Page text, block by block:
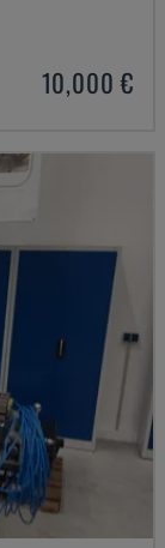
10,000 €